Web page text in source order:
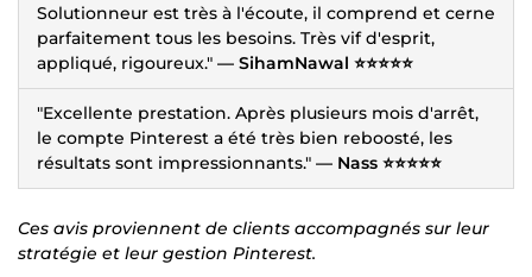
Solutionneur est très à l'écoute, il comprend et cerne
parfaitement tous les besoins. Très vif d'esprit,
appliqué, rigoureux." — SihamNawal ⭐⭐⭐⭐⭐
"Excellente prestation. Après plusieurs mois d'arrêt,
le compte Pinterest a été très bien reboosté, les
résultats sont impressionnants." — Nass ⭐⭐⭐⭐⭐
Ces avis proviennent de clients accompagnés sur leur
stratégie et leur gestion Pinterest.